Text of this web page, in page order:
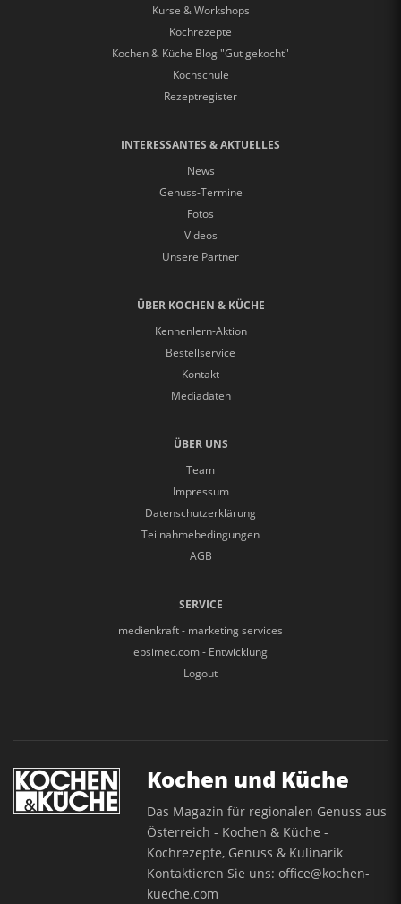
Kurse & Workshops
Kochrezepte
Kochen & Küche Blog "Gut gekocht"
Kochschule
Rezeptregister
INTERESSANTES & AKTUELLES
News
Genuss-Termine
Fotos
Videos
Unsere Partner
ÜBER KOCHEN & KÜCHE
Kennenlern-Aktion
Bestellservice
Kontakt
Mediadaten
ÜBER UNS
Team
Impressum
Datenschutzerklärung
Teilnahmebedingungen
AGB
SERVICE
medienkraft - marketing services
epsimec.com - Entwicklung
Logout
Kochen und Küche
Das Magazin für regionalen Genuss aus
Österreich - Kochen & Küche -
Kochrezepte, Genuss & Kulinarik
Kontaktieren Sie uns:office@kochen-
kueche.com